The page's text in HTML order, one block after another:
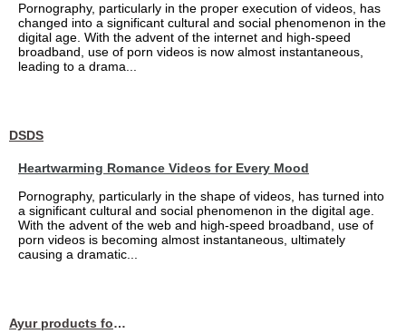
Pornography, particularly in the proper execution of videos, has
changed into a significant cultural and social phenomenon in the
digital age. With the advent of the internet and high-speed
broadband, use of porn videos is now almost instantaneous,
leading to a drama...
DSDS
Heartwarming Romance Videos for Every Mood
Pornography, particularly in the shape of videos, has turned into
a significant cultural and social phenomenon in the digital age.
With the advent of the web and high-speed broadband, use of
porn videos is becoming almost instantaneous, ultimately
causing a dramatic...
Ayur products for hair